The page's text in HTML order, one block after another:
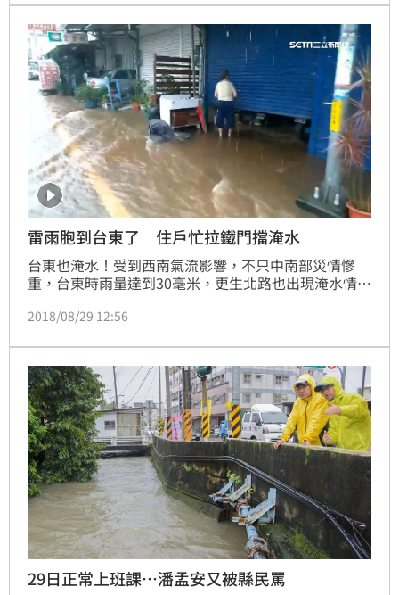
間表示，還是要向大家致上無比的歉意，不方便的痛
苦，他完全可以體會。
雷雨胞到台東了 住戶忙拉鐵門擋淹水
台東也淹水！受到西南氣流影響，不只中南部災情慘
重，台東時雨量達到30毫米，更生北路也出現淹水情
下鐵門擋水。
2018/08/29 12:56
29日正常上班課⋯潘孟安又被縣民罵